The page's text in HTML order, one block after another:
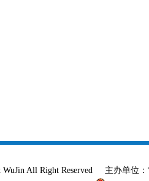
WuJin All Right Reserved 主办单